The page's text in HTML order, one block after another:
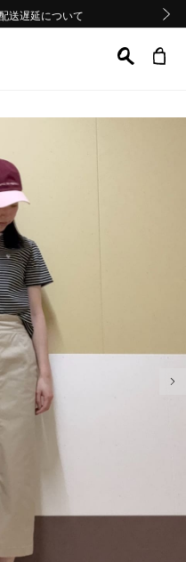
配送遅延について
送遅延について
配送遅延について